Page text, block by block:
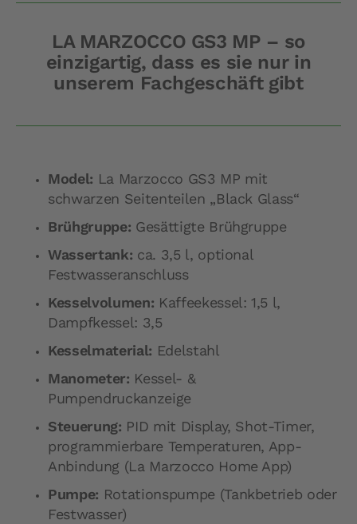
LA MARZOCCO GS3 MP – so
einzigartig, dass es sie nur in
unserem Fachgeschäft gibt
Model: La Marzocco GS3 MP mit
schwarzen Seitenteilen „Black Glass“
Brühgruppe: Gesättigte Brühgruppe
Wassertank: ca. 3,5 l, optional
Festwasseranschluss
Kesselvolumen: Kaffeekessel: 1,5 l,
Dampfkessel: 3,5
Kesselmaterial: Edelstahl
Manometer: Kessel- &
Pumpendruckanzeige
Steuerung: PID mit Display, Shot-Timer,
programmierbare Temperaturen, App-
Anbindung (La Marzocco Home App)
Pumpe: Rotationspumpe (Tankbetrieb oder
Festwasser)